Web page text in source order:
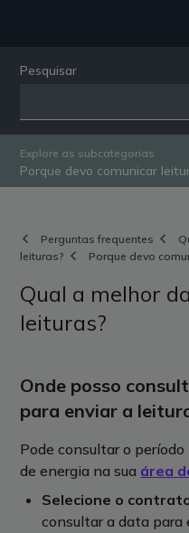
Pesquisar
Explore as subcategorias
Porque devo comunicar
Perguntas frequentes
leituras?
Porque devo
Qual a melhor
leituras?
Onde posso
para enviar a
Pode consultar o
de energia na sua área
Selecione o
consultar a data para